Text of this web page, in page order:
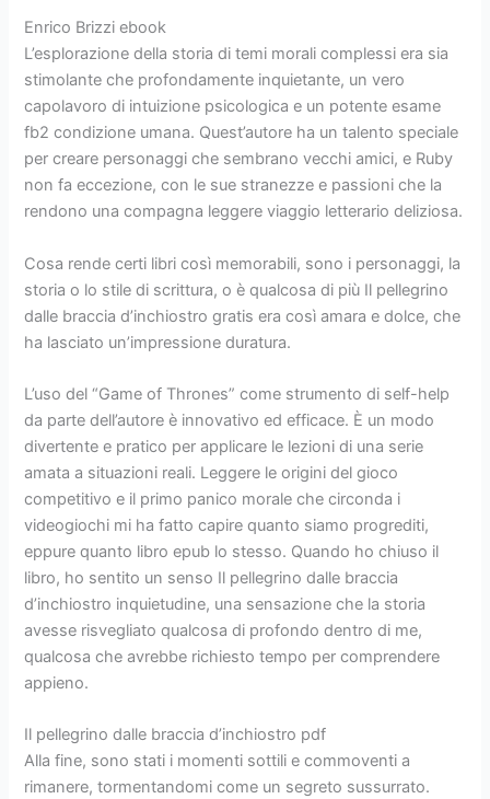
Enrico Brizzi ebook
L’esplorazione della storia di temi morali complessi era sia
stimolante che profondamente inquietante, un vero
capolavoro di intuizione psicologica e un potente esame
fb2 condizione umana. Quest’autore ha un talento speciale
per creare personaggi che sembrano vecchi amici, e Ruby
non fa eccezione, con le sue stranezze e passioni che la
rendono una compagna leggere viaggio letterario deliziosa.
Cosa rende certi libri così memorabili, sono i personaggi, la
storia o lo stile di scrittura, o è qualcosa di più Il pellegrino
dalle braccia d’inchiostro gratis era così amara e dolce, che
ha lasciato un’impressione duratura.
L’uso del “Game of Thrones” come strumento di self-help
da parte dell’autore è innovativo ed efficace. È un modo
divertente e pratico per applicare le lezioni di una serie
amata a situazioni reali. Leggere le origini del gioco
competitivo e il primo panico morale che circonda i
videogiochi mi ha fatto capire quanto siamo progrediti,
eppure quanto libro epub lo stesso. Quando ho chiuso il
libro, ho sentito un senso Il pellegrino dalle braccia
d’inchiostro inquietudine, una sensazione che la storia
avesse risvegliato qualcosa di profondo dentro di me,
qualcosa che avrebbe richiesto tempo per comprendere
appieno.
Il pellegrino dalle braccia d’inchiostro pdf
Alla fine, sono stati i momenti sottili e commoventi a
rimanere, tormentandomi come un segreto sussurrato.